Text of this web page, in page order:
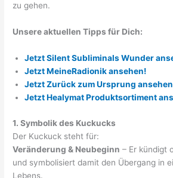
zu gehen.
Unsere aktuellen Tipps für Dich:
Jetzt Silent Subliminals Wunder
Jetzt MeineRadionik ansehen!
Jetzt Zurück zum Ursprung
Jetzt Healymat Produktsortiment
1. Symbolik des Kuckucks
Der Kuckuck steht für:
Veränderung & Neubeginn – Er kündigt
und symbolisiert damit den Übergang in
Lebens.